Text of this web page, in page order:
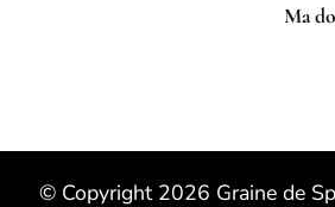
Ma
© Copyright 2026 Graine de